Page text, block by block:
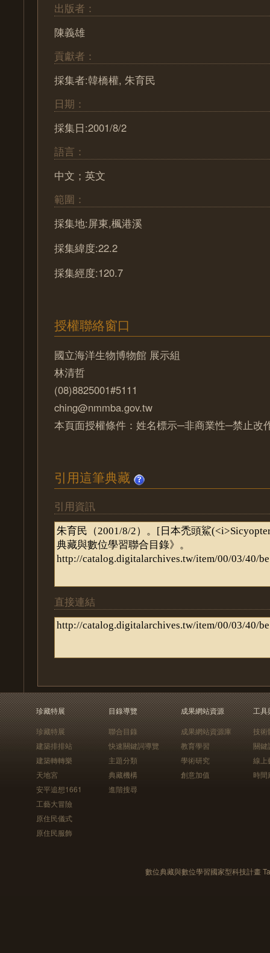
出版者：
陳義雄
貢獻者：
採集者:韓橋權, 朱育民
日期：
採集日:2001/8/2
語言：
中文；英文
範圍：
採集地:屏東,楓港溪
採集緯度:22.2
採集經度:120.7
授權聯絡窗口
國立海洋生物博物館 展示組
林清哲
(08)8825001#5111
ching@nmmba.gov.tw
本頁面授權條件：姓名標示─非商業性─禁止改
引用這筆典藏
引用資訊
直接連結
珍藏特展
珍藏特展
建築排排站
建築轉轉樂
天地宮
安平追想1661
工藝大冒險
原住民儀式
原住民服飾
目錄導覽
聯合目錄
快速關鍵詞導覽
主題分類
典藏機構
進階搜尋
成果網站資源
成果網站資源庫
教育學習
學術研究
創意加值
工具
技術
關鍵
線上
時間
數位典藏與數位學習國家型科技計畫